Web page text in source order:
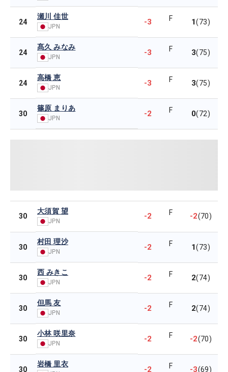
24
瀬川 佳世
JPN -3 F 1(73)
24
髙久 みなみ
JPN -3 F 3(75)
24
高橋 恵
JPN -3 F 3(75)
30
篠原 まりあ
JPN -2 F 0(72)
30
大須賀 望
JPN
-2 F -2(70)
30
村田 理沙
JPN -2 F 1(73)
30
西 みきこ
JPN -2 F 2(74)
30
但馬 友
JPN -2 F 2(74)
30
小林 咲里奈
JPN -2 F -2(70)
30
岩橋 里衣
-2 F -3(69)